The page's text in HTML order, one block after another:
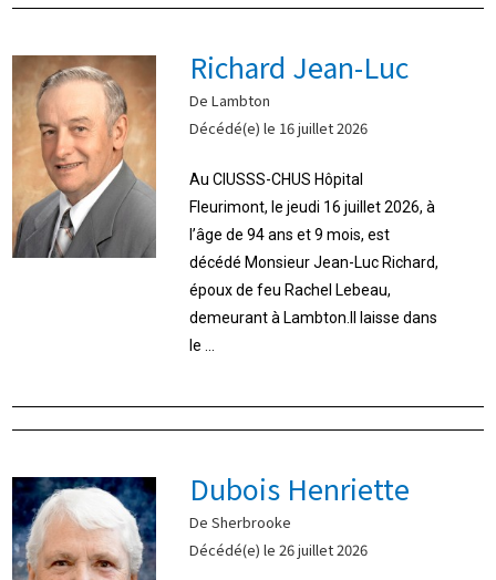
Richard Jean-Luc
De Lambton
Décédé(e) le 16 juillet 2026
Au CIUSSS-CHUS Hôpital
Fleurimont, le jeudi 16 juillet 2026, à
l’âge de 94 ans et 9 mois, est
décédé Monsieur Jean-Luc Richard,
époux de feu Rachel Lebeau,
demeurant à Lambton.Il laisse dans
le ...
Dubois Henriette
De Sherbrooke
Décédé(e) le 26 juillet 2026